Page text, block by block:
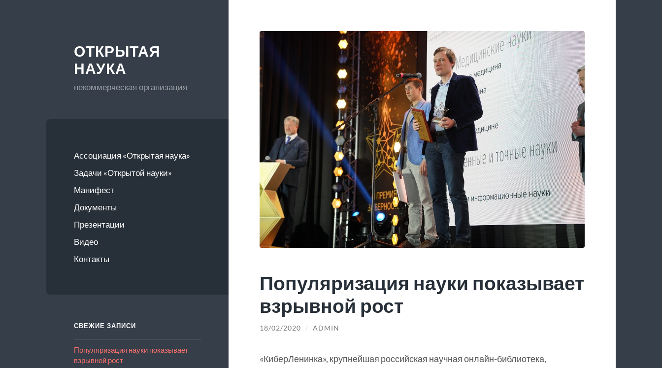
ОТКРЫТАЯ
НАУКА
некоммерческая организация
Ассоциация «Открытая наука»
Задачи «Открытой науки»
Манифест
Документы
Презентации
Видео
Контакты
СВЕЖИЕ ЗАПИСИ
Популяризация науки показывает
взрывной рост
Популяризация науки показывает
взрывной рост
18/02/2020 / ADMIN
«КиберЛенинка», крупнейшая российская научная онлайн-библиотека,